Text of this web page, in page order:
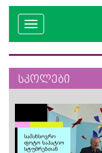
სკოლები